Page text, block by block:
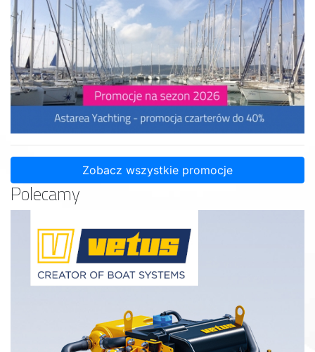
Zobacz wszystkie promocje
Polecamy